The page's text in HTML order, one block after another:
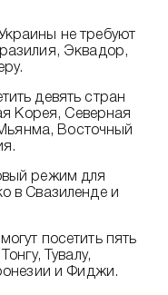
не требуют
Эквадор,
девять стран
Корея, Северная
Восточный
режим для
в Свазиленде и
посетить пять
Тувалу,
и Фиджи.